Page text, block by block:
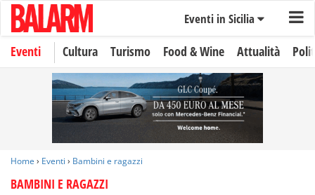
Eventi in Sicilia
Eventi Cultura Turismo Food & Wine Attualità
Home › Eventi › Bambini e ragazzi
BAMBINI E RAGAZZI